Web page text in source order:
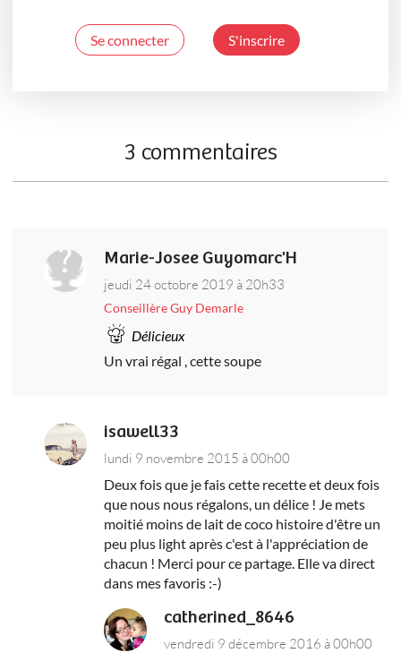
Se connecter S'inscrire
3 commentaires
Marie-Josee Guyomarc'H
jeudi 24 octobre 2019 à 20h33
Conseillère Guy Demarle
Délicieux
Un vrai régal , cette soupe
isawell33
lundi 9 novembre 2015 à 00h00
Deux fois que je fais cette recette et deux fois
que nous nous régalons, un délice ! Je mets
moitié moins de lait de coco histoire d'être un
peu plus light après c'est à l'appréciation de
chacun ! Merci pour ce partage. Elle va direct
dans mes favoris :-)
catherined_8646
vendredi 9 décembre 2016 à 00h00